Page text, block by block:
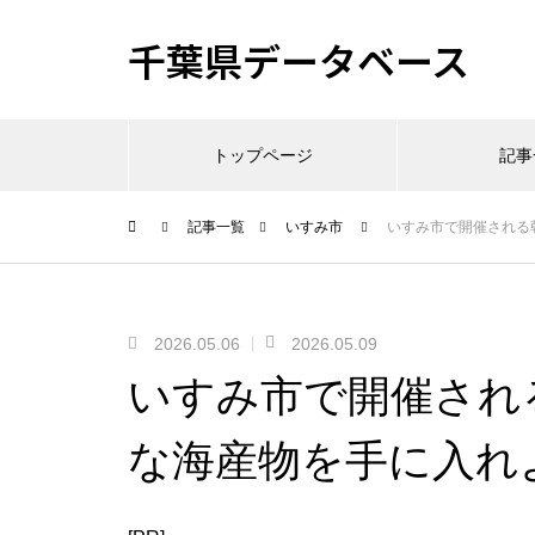
千葉県データベース
トップページ 記
記事一覧 いすみ市 いすみ市で開催され
2026.05.06 2026.05.09
いすみ市で開催さ
な海産物を手に入れ